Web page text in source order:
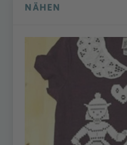
NÄHEN